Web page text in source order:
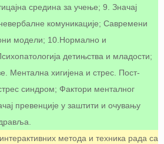
средина за учење; 9. Значај
комуникације; Савремени
модели; 10.Нормално и
детињства и младости;
Ментална хигијена и стрес. Пост-
синдром; Фактори менталног
превенције у заштити и очувању
метода и техника рада са